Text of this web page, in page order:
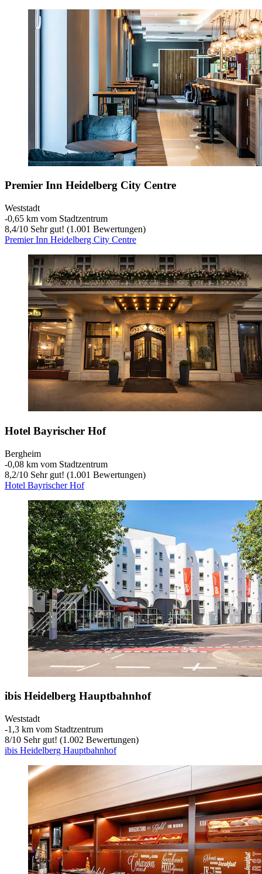
Premier Inn Heidelberg City Centre
Weststadt
‐0,65 km vom Stadtzentrum
8,4/10 Sehr gut! (1.001 Bewertungen)
Premier Inn Heidelberg City Centre
Hotel Bayrischer Hof
Bergheim
‐0,08 km vom Stadtzentrum
8,2/10 Sehr gut! (1.001 Bewertungen)
Hotel Bayrischer Hof
ibis Heidelberg Hauptbahnhof
Weststadt
‐1,3 km vom Stadtzentrum
8/10 Sehr gut! (1.002 Bewertungen)
ibis Heidelberg Hauptbahnhof